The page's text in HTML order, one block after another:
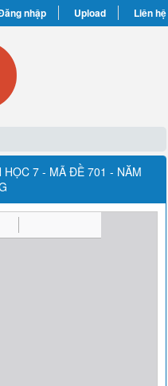
nhập Upload Liên hệ
7 - MÃ ĐỀ 701 - NĂM